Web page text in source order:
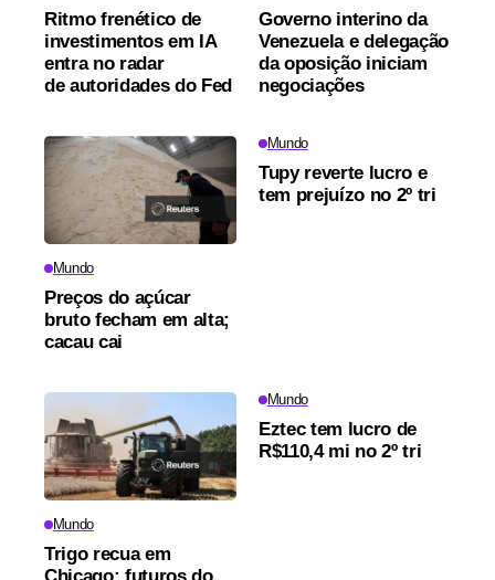
Ritmo frenético de
investimentos em IA
entra no radar
de autoridades do Fed
Governo interino da
Venezuela e delegação
da oposição iniciam
negociações
Mundo
Preços do açúcar
bruto fecham em alta;
cacau cai
Mundo
Tupy reverte lucro e
tem prejuízo no 2º tri
Mundo
Trigo recua em
Mundo
Eztec tem lucro de
R$110,4 mi no 2º tri